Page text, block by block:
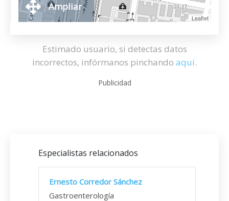
Leaflet
Ampliar
Estimado usuario, si detectas datos
incorrectos, infórmanos pinchando aquí.
Publicidad
Especialistas relacionados
Ernesto Corredor Sánchez
Gastroenterología